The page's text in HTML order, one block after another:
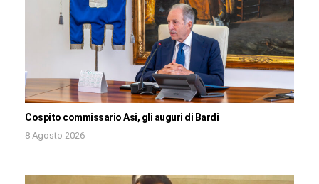
Cospito commissario Asi, gli auguri di Bardi
8 Agosto 2026